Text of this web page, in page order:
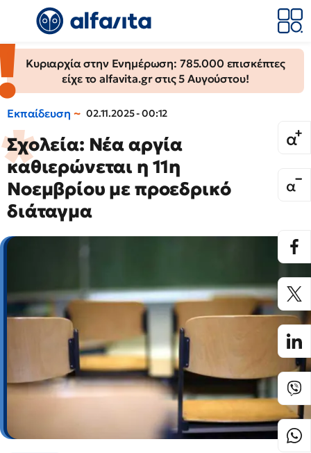
Κυριαρχία στην Ενημέρωση: 785.000 επισκέπτες
είχε το alfavita.gr στις 5 Αυγούστου!
Εκπαίδευση 02.11.2025 - 00:12
Σχολεία: Νέα αργία
καθιερώνεται η 11η
Νοεμβρίου με προεδρικό
διάταγμα